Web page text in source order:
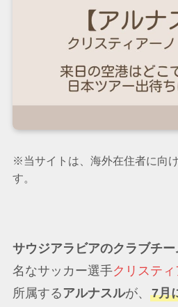
※当サイトは、海外在住者に向
す。
サウジアラビアのクラブチー
名なサッカー選手クリステ
所属するアルナスルが、 7月